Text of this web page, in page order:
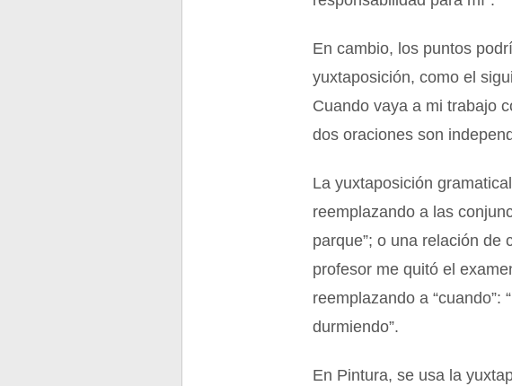
En cambio, los puntos
yuxtaposición, como el
Cuando vaya a mi trabajo
dos oraciones son
La yuxtaposición
reemplazando a las
parque”; o una relación de
profesor me quitó el
reemplazando a
durmiendo”.
En Pintura, se usa la